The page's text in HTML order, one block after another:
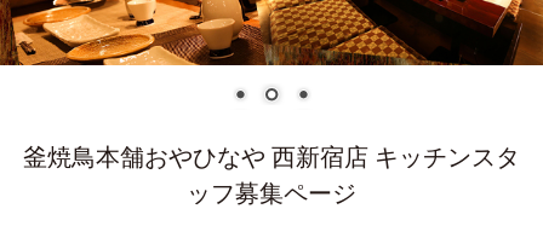
釜焼鳥本舗おやひなや 西新宿店 キッチンスタ
ッフ募集ページ